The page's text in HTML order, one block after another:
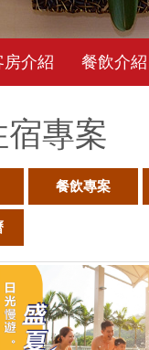
房介紹 餐飲介紹
宿專案
餐飲專案